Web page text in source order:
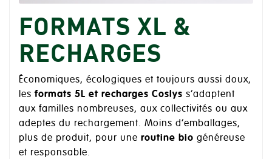
FORMATS XL &
RECHARGES
Économiques, écologiques et toujours aussi doux,
les formats 5L et recharges Coslys s’adaptent
aux familles nombreuses, aux collectivités ou aux
adeptes du rechargement. Moins d’emballages,
plus de produit, pour une routine bio généreuse
et responsable.